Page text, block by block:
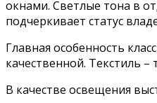
окнами. Светлые тона в
подчеркивает статус
Главная особенность
качественной. Текстиль
В качестве освещения